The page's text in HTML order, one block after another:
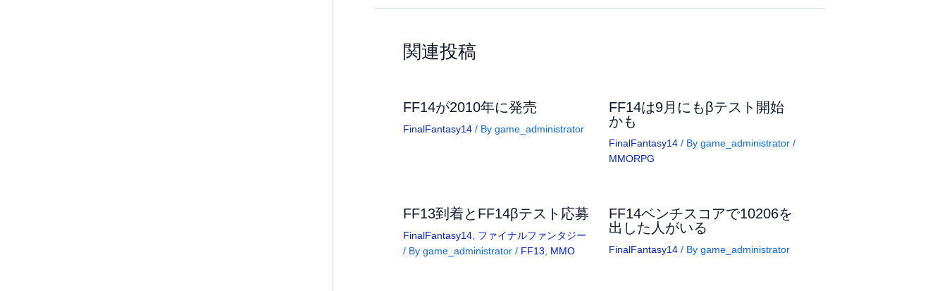
関連投稿
FF14が2010年に発売
FinalFantasy14 / By game_administrator
FF14は9月にもβテスト開始
かも
FinalFantasy14 / By game_administrator /
MMORPG
FF13到着とFF14βテスト応募
FinalFantasy14, ファイナルファンタジー
/ By game_administrator / FF13, MMO
FF14ベンチスコアで10206を
出した人がいる
FinalFantasy14 / By game_administrator